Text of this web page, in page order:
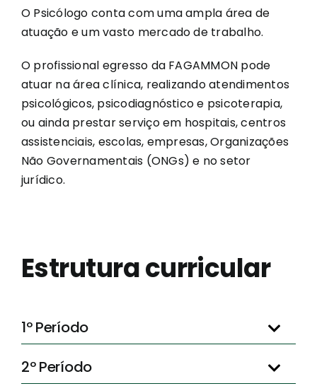
O Psicólogo conta com uma ampla área de
atuação e um vasto mercado de trabalho.
O profissional egresso da FAGAMMON pode
atuar na área clínica, realizando atendimentos
psicológicos, psicodiagnóstico e psicoterapia,
ou ainda prestar serviço em hospitais, centros
assistenciais, escolas, empresas, Organizações
Não Governamentais (ONGs) e no setor
jurídico.
Estrutura curricular
1º Período
2º Período